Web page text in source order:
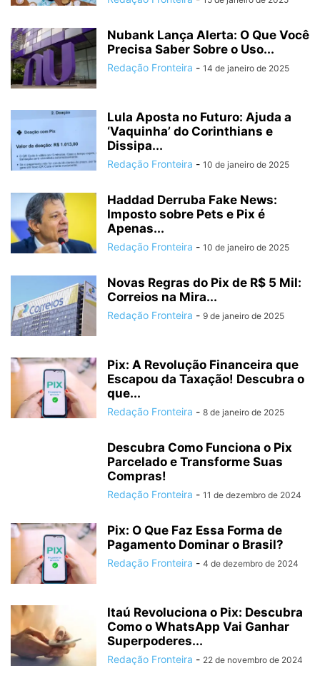
Nubank Lança Alerta: O Que Você
Precisa Saber Sobre o Uso...
Redação Fronteira - 14 de janeiro de 2025
Lula Aposta no Futuro: Ajuda a
‘Vaquinha’ do Corinthians e
Dissipa...
Redação Fronteira - 10 de janeiro de 2025
Haddad Derruba Fake News:
Imposto sobre Pets e Pix é
Apenas...
Redação Fronteira - 10 de janeiro de 2025
Novas Regras do Pix de R$ 5 Mil:
Correios na Mira...
Redação Fronteira - 9 de janeiro de 2025
Pix: A Revolução Financeira que
Escapou da Taxação! Descubra o
que...
Redação Fronteira - 8 de janeiro de 2025
Descubra Como Funciona o Pix
Parcelado e Transforme Suas
Compras!
Redação Fronteira - 11 de dezembro de 2024
Pix: O Que Faz Essa Forma de
Pagamento Dominar o Brasil?
Redação Fronteira - 4 de dezembro de 2024
Itaú Revoluciona o Pix: Descubra
Como o WhatsApp Vai Ganhar
Superpoderes...
Redação Fronteira - 22 de novembro de 2024